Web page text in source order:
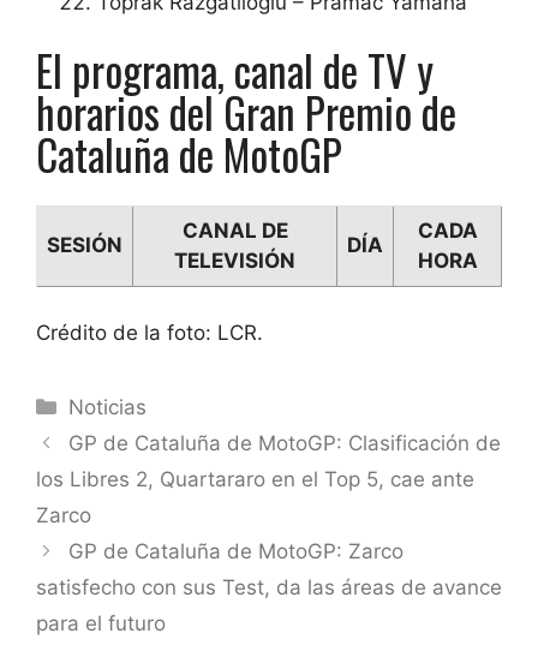
El programa, canal de TV y
horarios del Gran Premio de
Cataluña de MotoGP
SESIÓN
CANAL DE
TELEVISIÓN
DÍA
CADA
HORA
Crédito de la foto: LCR.
Categorías
Noticias
GP de Cataluña de MotoGP: Clasificación de
los Libres 2, Quartararo en el Top 5, cae ante
Zarco
GP de Cataluña de MotoGP: Zarco
satisfecho con sus Test, da las áreas de avance
para el futuro